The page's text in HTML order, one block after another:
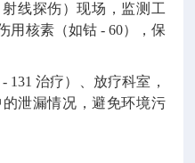
线探伤）现场，监测工
用核素（如钴 - 60），保
131 治疗）、放疗科室，
泄漏情况，避免环境污